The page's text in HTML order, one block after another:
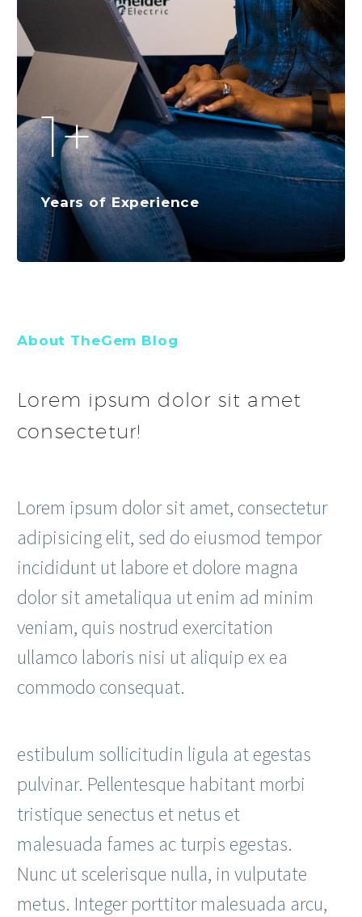
1+
Years of Experience
About TheGem Blog
Lorem ipsum dolor sit amet
consectetur!
Lorem ipsum dolor sit amet, consectetur
adipisicing elit, sed do eiusmod tempor
incididunt ut labore et dolore magna
dolor sit ametaliqua ut enim ad minim
veniam, quis nostrud exercitation
ullamco laboris nisi ut aliquip ex ea
commodo consequat.
estibulum sollicitudin ligula at egestas
pulvinar. Pellentesque habitant morbi
tristique senectus et netus et
malesuada fames ac turpis egestas.
Nunc ut scelerisque nulla, in vulputate
metus. Integer porttitor malesuada arcu,